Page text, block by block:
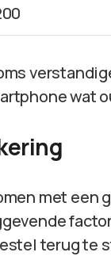
wat
met een
terug te